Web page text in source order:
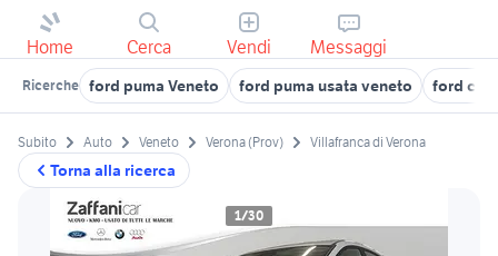
Home Cerca Vendi Messaggi
Ricerche ford puma Veneto ford puma usata veneto ford
Torna alla ricerca
Subito Auto Veneto Verona (Prov) Villafranca di Verona
1/30